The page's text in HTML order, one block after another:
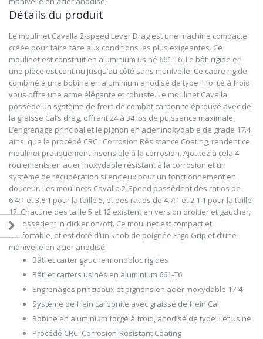
Détails du produit
Le moulinet Cavalla 2-speed Lever Drag est une machine compacte
créée pour faire face aux conditions les plus exigeantes. Ce
moulinet est construit en aluminium usiné 661-T6. Le bâti rigide en
une pièce est continu jusqu’au côté sans manivelle. Ce cadre rigide
combiné à une bobine en aluminium anodisé de type II forgé à froid
vous offre une arme élégante et robuste. Le moulinet Cavalla
possède un système de frein de combat carbonite éprouvé avec de
la graisse Cal’s drag, offrant 24 à 34 lbs de puissance maximale.
L’engrenage principal et le pignon en acier inoxydable de grade 17.4
ainsi que le procédé CRC : Corrosion Résistance Coating, rendent ce
moulinet pratiquement insensible à la corrosion. Ajoutez à cela 4
roulements en acier inoxydable résistant à la corrosion et un
système de récupération silencieux pour un fonctionnement en
douceur. Les moulinets Cavalla 2-Speed possèdent des ratios de
6.4:1 et 3.8:1 pour la taille 5, et des ratios de 4.7:1 et 2.1:1 pour la taille
12. Chacune des taille 5 et 12 existent en version droitier et gaucher,
et possèdent in clicker on/off. Ce moulinet est compact et
confortable, et est doté d’un knob de poignée Ergo Grip et d’une
manivelle en acier anodisé.
Bâti et carter gauche monobloc rigides
Bâti et carters usinés en aluminium 661-T6
Engrenages principaux et pignons en acier inoxydable 17-4
Système de frein carbonite avec graisse de frein Cal
Bobine en aluminium forgé à froid, anodisé de type II et usiné
Procédé CRC: Corrosion-Resistant Coating